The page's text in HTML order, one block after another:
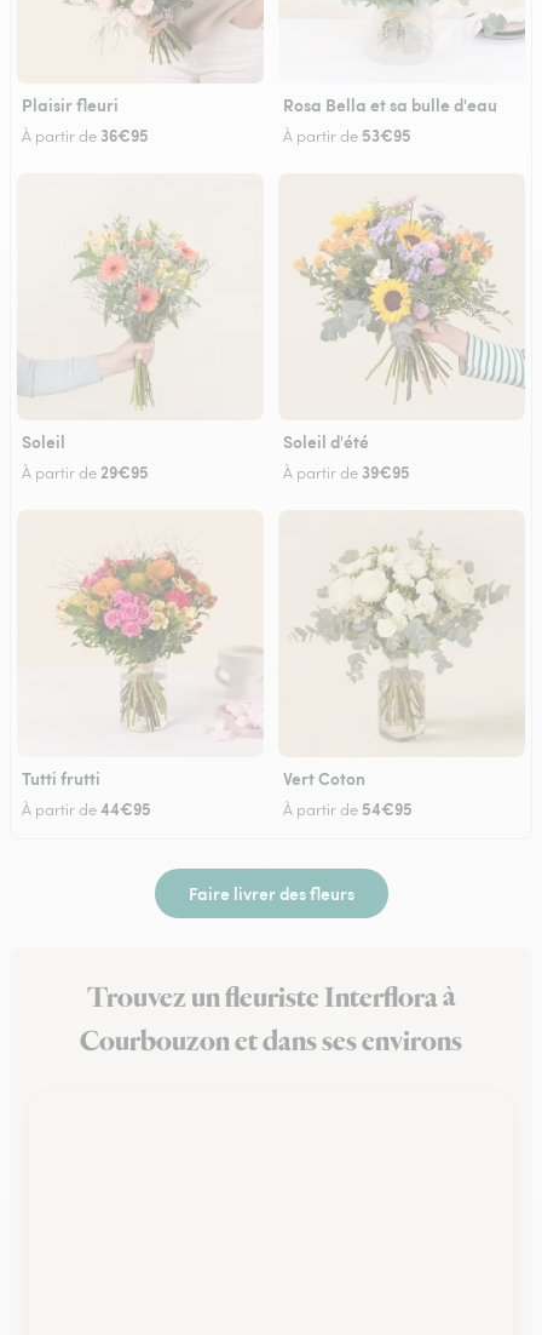
Plaisir fleuri
À partir de 36€95
Rosa Bella et sa bulle d'eau
À partir de 53€95
Soleil
À partir de29€95
Soleil d'été
À partir de 39€95
Tutti frutti
À partir de44€95
Vert Coton
À partir de 54€95
Faire livrer des fleurs
Trouvez un fleuriste Interflora à
Courbouzon et dans ses environs